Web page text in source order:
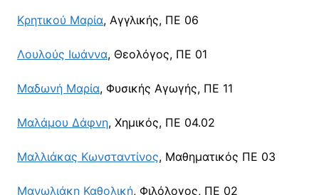
Κρητικού Μαρία, Αγγλικής, ΠΕ 06
Λουλούς Ιωάννα, Θεολόγος, ΠΕ 01
Μαδωνή Μαρία, Φυσικής Αγωγής, ΠΕ 11
Μαλάμου Δάφνη, Χημικός, ΠΕ 04.02
Μαλλιάκας Κωνσταντίνος, Μαθηματικός ΠΕ 03
Μανωλιάκη Καθολική, Φιλόλογος, ΠΕ 02